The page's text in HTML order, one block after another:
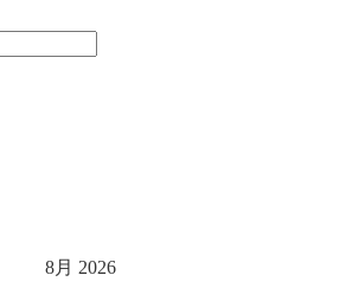
8月 2026